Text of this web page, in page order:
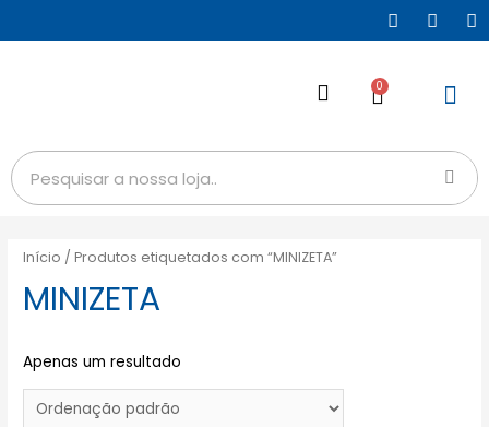
0
Início / Produtos etiquetados com “MINIZETA”
MINIZETA
Apenas um resultado